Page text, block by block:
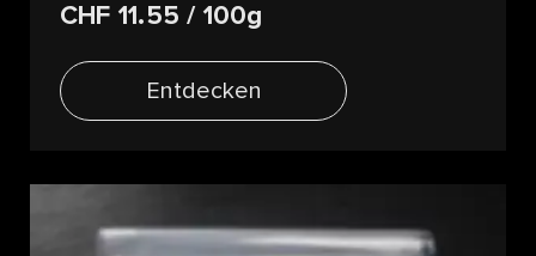
CHF 11.55/ 100g
Entdecken